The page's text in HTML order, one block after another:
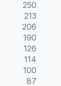
250
213
206
190
126
114
100
87